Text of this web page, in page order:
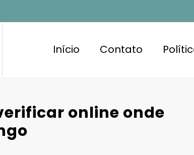
Início Contato
online onde